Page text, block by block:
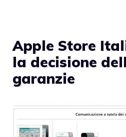
Apple Store
la decisione
garanzie